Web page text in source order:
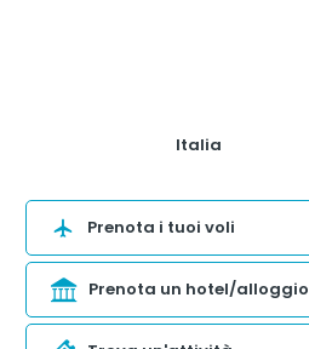
Italia
Prenota i tuoi voli
Prenota un hotel/alloggio